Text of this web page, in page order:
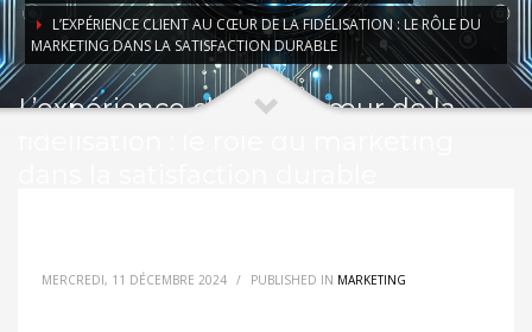
L’EXPÉRIENCE CLIENT AU CŒUR DE LA FIDÉLISATION : LE RÔLE DU
MARKETING DANS LA SATISFACTION DURABLE
L’expérience client au cœur de la
MERCREDI, 11 DÉCEMBRE 2024 / PUBLISHED IN MARKETING